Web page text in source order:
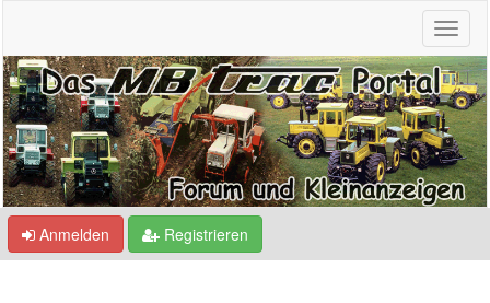
Anmelden Registrieren